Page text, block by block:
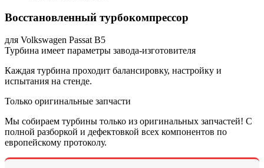
Восстановленный турбокомпрессор
для Volkswagen Passat B5
Турбина имеет параметры завода-изготовителя
Каждая турбина проходит балансировку, настройку и
испытания на стенде.
Только оригинальные запчасти
Мы собираем турбины только из оригинальных запчастей! С
полной разборкой и дефектовкой всех компонентов по
европейскому протоколу.